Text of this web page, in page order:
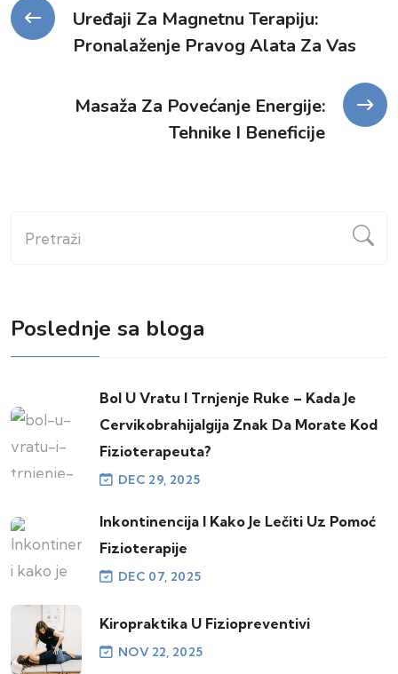
Kretanje
članka
Uređaji Za Magnetnu Terapiju:
Pronalaženje Pravog Alata Za Vas
Masaža Za Povećanje Energije:
Tehnike I Beneficije
Poslednje sa bloga
Bol U Vratu I Trnjenje Ruke – Kada Je
Cervikobrahijalgija Znak Da Morate Kod
Fizioterapeuta?
DEC 29, 2025
Inkontinencija I Kako Je Lečiti Uz Pomoć
Fizioterapije
DEC 07, 2025
Kiropraktika U Fiziopreventivi
NOV 22, 2025